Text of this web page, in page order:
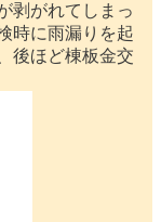
剥がれてしまっ
時に雨漏りを起
後ほど棟板金交